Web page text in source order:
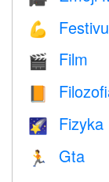
💪
🎬 Film
📙
🌠 Fizyka
🏃 Gta